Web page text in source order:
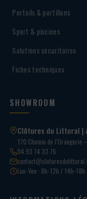
Portails & portillons
Sport & piscines
Solutions sécuritaires
Fiches techniques
SHOWROOM
Clôtures du Littoral |
170 Chemin de
04 93 74 33 76
Lun-Ven · 8h-12h / 14h-18h